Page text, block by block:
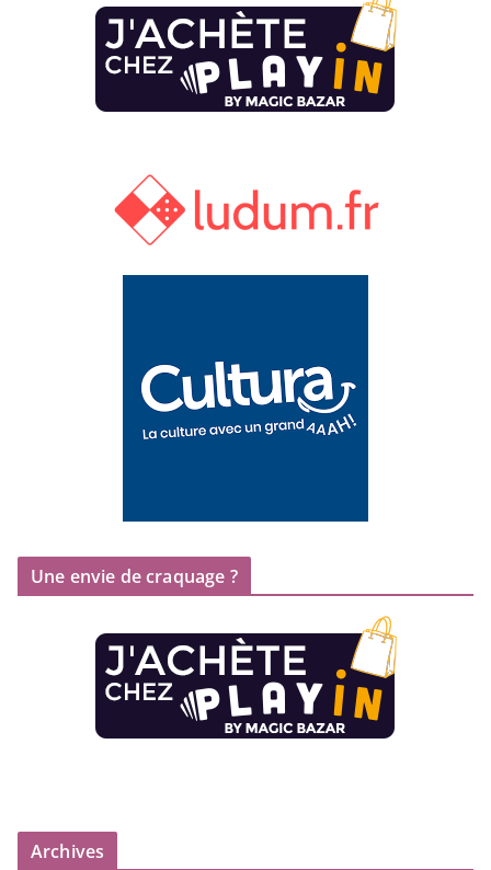
Une envie de craquage ?
Archives